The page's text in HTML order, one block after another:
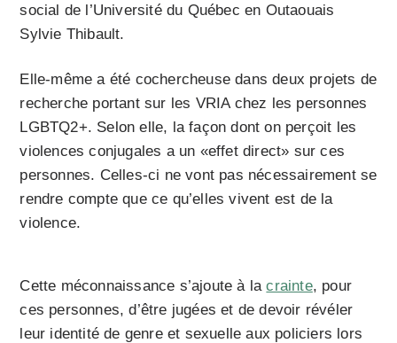
social de l’Université du Québec en Outaouais
Sylvie Thibault.
Elle-même a été cochercheuse dans deux projets de
recherche portant sur les VRIA chez les personnes
LGBTQ2+. Selon elle, la façon dont on perçoit les
violences conjugales a un «effet direct» sur ces
personnes. Celles-ci ne vont pas nécessairement se
rendre compte que ce qu’elles vivent est de la
violence.
Cette méconnaissance s’ajoute à lacrainte, pour
ces personnes, d’être jugées et de devoir révéler
leur identité de genre et sexuelle aux policiers lors